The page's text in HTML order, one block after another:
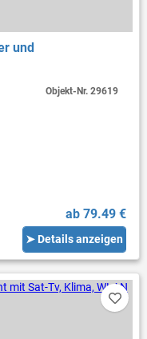
und
ab 79.49 €
➤ Details anzeigen
Objekt-Nr.29619